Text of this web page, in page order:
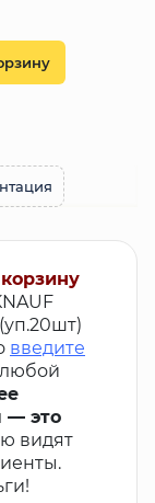
введите
— это
видят